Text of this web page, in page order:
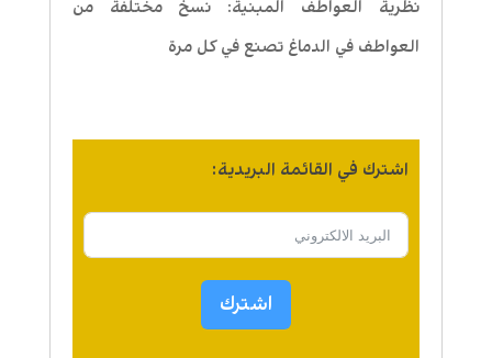
نظرية العواطف المبنية: نسخ مختلفة من
العواطف في الدماغ تصنع في كل مرة
اشترك في القائمة البريدية:
اشترك